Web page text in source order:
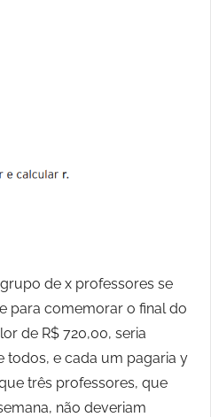
de x professores se
para comemorar o final do
de R$ 720,00, seria
todos, e cada um pagaria y
três professores, que
não deveriam